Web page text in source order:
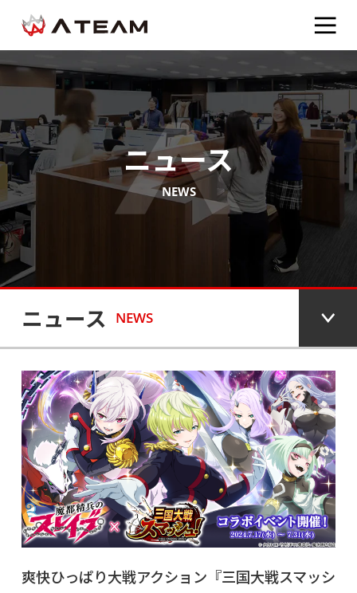
ニュース
NEWS
ニュース NEWS
爽快ひっぱり大戦アクション『三国大戦スマッシ